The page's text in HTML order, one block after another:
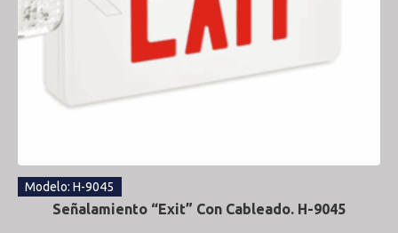
Modelo: H-9045
Señalamiento “Exit” Con Cableado. H-9045